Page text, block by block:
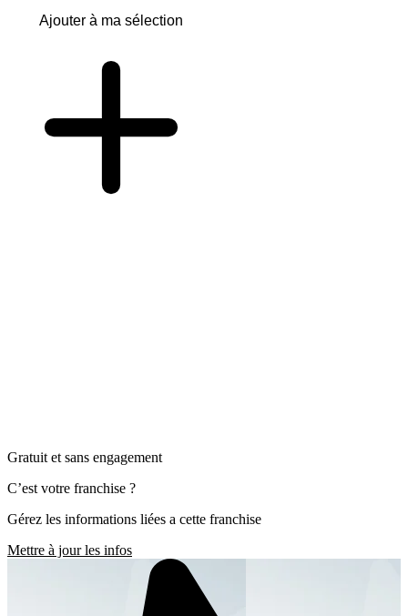
Ajouter à ma sélection
Gratuit et sans engagement
C’est votre franchise ?
Gérez les informations liées a cette franchise
Mettre à jour les infos